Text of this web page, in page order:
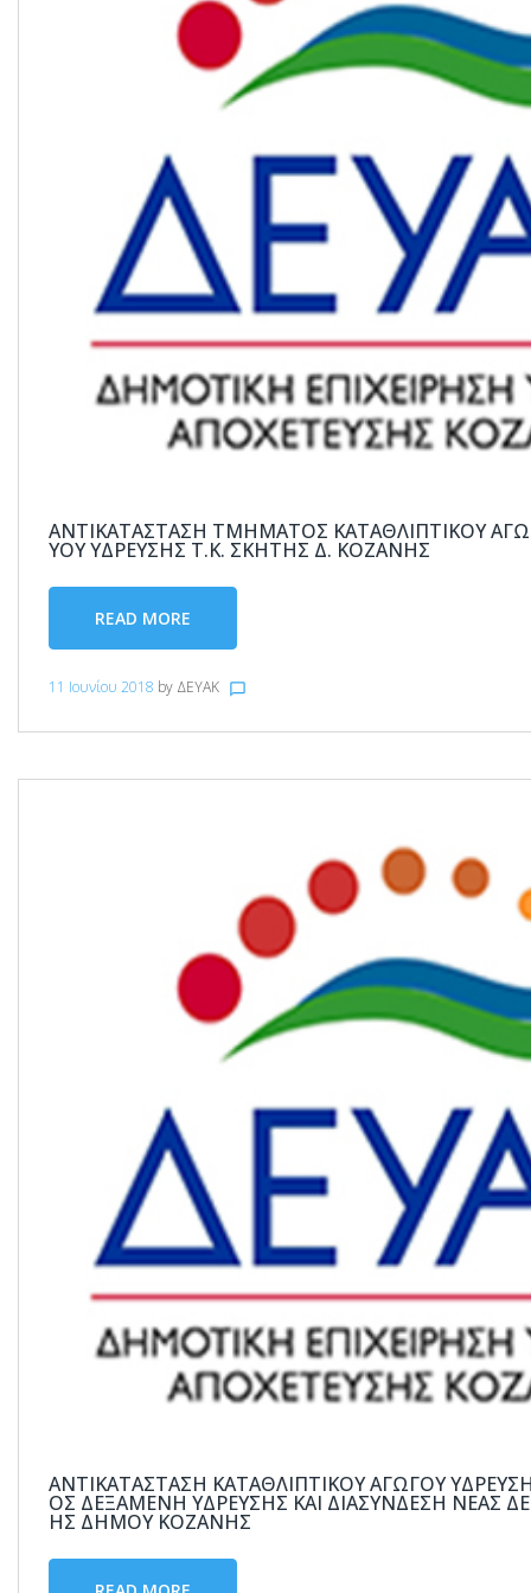
ΑΝΤΙΚΑΤΆΣΤΑΣΗ ΤΜΉΜΑΤΟΣ ΚΑΤΑΘΛΙΠΤΙΚΟΎ
ΎΟΥ ΎΔΡΕΥΣΗΣ Τ.Κ. ΣΚΉΤΗΣ Δ. ΚΟΖΆΝΗΣ
READ MORE
11 Ιουνίου 2018 by ΔΕΥΑΚ chat_bubble_outline
ΑΝΤΙΚΑΤΆΣΤΑΣΗ ΚΑΤΑΘΛΙΠΤΙΚΟΎ ΑΓΩΓΟΎ
ΟΣ ΔΕΞΑΜΕΝΉ ΎΔΡΕΥΣΗΣ ΚΑΙ ΔΙΑΣΎΝΔΕΣΗ ΝΈΑΣ
ΉΣ ΔΉΜΟΥ ΚΟΖΆΝΗΣ